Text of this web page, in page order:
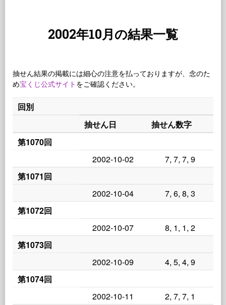
2002年10月の結果一覧
抽せん結果の掲載には細心の注意を払っておりますが、念のた
め宝くじ公式サイト をご確認ください。
回別
抽せん日
抽せん数字
第1070回
2002-10-02
7, 7, 7, 9
第1071回
2002-10-04
7, 6, 8, 3
第1072回
2002-10-07
8, 1, 1, 2
第1073回
2002-10-09
4, 5, 4, 9
第1074回
2002-10-11
2, 7, 7, 1